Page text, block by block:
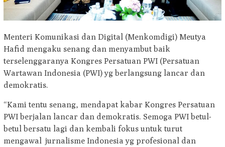
Menteri Komunikasi dan Digital (Menkomdigi) Meutya
Hafid mengaku senang dan menyambut baik
terselenggaranya Kongres Persatuan PWI (Persatuan
Wartawan Indonesia (PWI) yg berlangsung lancar dan
demokratis.
“Kami tentu senang, mendapat kabar Kongres Persatuan
PWI berjalan lancar dan demokratis. Semoga PWI betul-
betul bersatu lagi dan kembali fokus untuk turut
mengawal jurnalisme Indonesia yg profesional dan